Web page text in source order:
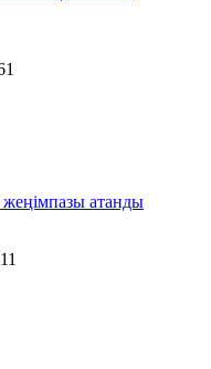
жеңімпазы атанды